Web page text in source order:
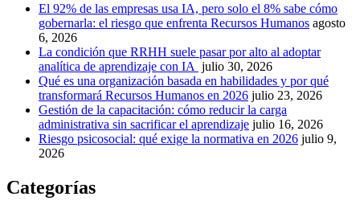
El 92% de las empresas usa IA, pero solo el 8% sabe cómo
gobernarla: el riesgo que enfrenta Recursos Humanos agosto
6, 2026
La condición que RRHH suele pasar por alto al adoptar
analítica de aprendizaje con IA julio 30, 2026
Qué es una organización basada en habilidades y por qué
transformará Recursos Humanos en 2026 julio 23, 2026
Gestión de la capacitación: cómo reducir la carga
administrativa sin sacrificar el aprendizaje julio 16, 2026
Riesgo psicosocial: qué exige la normativa en 2026 julio 9,
2026
Categorías